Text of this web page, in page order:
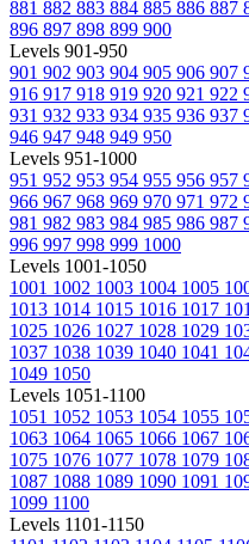
881 882 883 884 885 886 887
896 897 898 899 900
Levels 901-950
901 902 903 904 905 906 907
916 917 918 919 920 921 922
931 932 933 934 935 936 937
946 947 948 949 950
Levels 951-1000
951 952 953 954 955 956 957
966 967 968 969 970 971 972
981 982 983 984 985 986 987
996 997 998 999 1000
Levels 1001-1050
1001 1002 1003 1004 1005
1013 1014 1015 1016 1017
1025 1026 1027 1028 1029
1037 1038 1039 1040 1041
1049 1050
Levels 1051-1100
1051 1052 1053 1054 1055
1063 1064 1065 1066 1067
1075 1076 1077 1078 1079
1087 1088 1089 1090 1091
1099 1100
Levels 1101-1150